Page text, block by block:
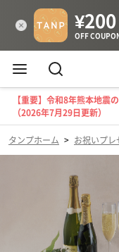
【重要】令和8年熊本地震
（2026年7月29日更新）
タンプホーム > お祝いプレ